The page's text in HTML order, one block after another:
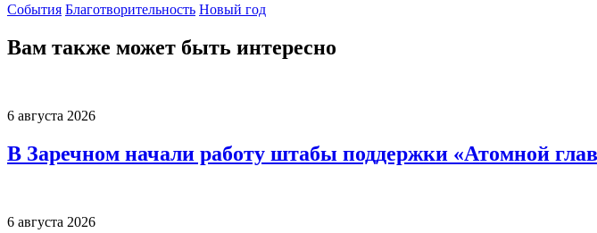
События Благотворительность Новый год
Вам также может быть интересно
6 августа 2026
В Заречном начали работу штабы поддержки «Атомной
6 августа 2026